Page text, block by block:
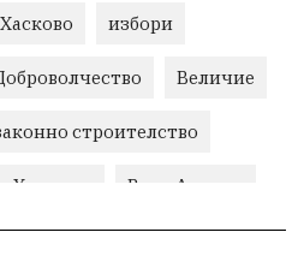
избори
Величие
строителство
Хаджиев Вила Армира